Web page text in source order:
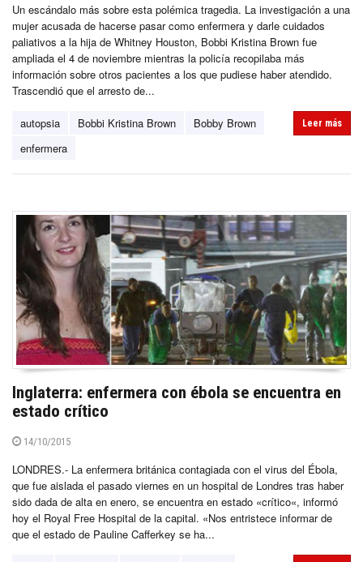
Un escándalo más sobre esta polémica tragedia. La investigación a una
mujer acusada de hacerse pasar como enfermera y darle cuidados
paliativos a la hija de Whitney Houston, Bobbi Kristina Brown fue
ampliada el 4 de noviembre mientras la policía recopilaba más
información sobre otros pacientes a los que pudiese haber atendido.
Trascendió que el arresto de...
autopsia Bobbi Kristina Brown
Bobby Brown
enfermera
Leer más
Inglaterra: enfermera con ébola se encuentra en
estado crítico
14/10/2015
LONDRES.- La enfermera británica contagiada con el virus del Ébola,
que fue aislada el pasado viernes en un hospital de Londres tras haber
sido dada de alta en enero, se encuentra en estado «crítico«, informó
hoy el Royal Free Hospital de la capital. «Nos entristece informar de
que el estado de Pauline Cafferkey se ha...